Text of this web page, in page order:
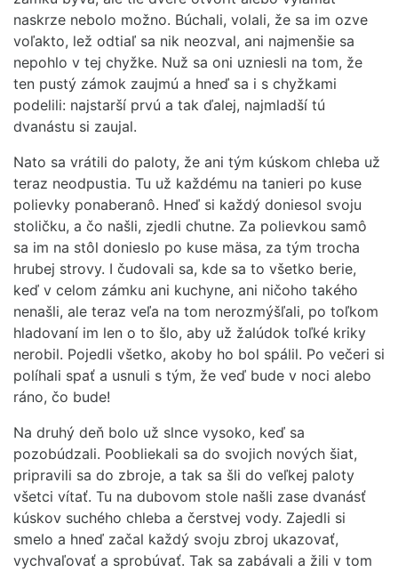
naskrze nebolo možno. Búchali, volali, že sa im ozve
voľakto, lež odtiaľ sa nik neozval, ani najmenšie sa
nepohlo v tej chyžke. Nuž sa oni uzniesli na tom, že
ten pustý zámok zaujmú a hneď sa i s chyžkami
podelili: najstarší prvú a tak ďalej, najmladší tú
dvanástu si zaujal.
Nato sa vrátili do paloty, že ani tým kúskom chleba už
teraz neodpustia. Tu už každému na tanieri po kuse
polievky ponaberanô. Hneď si každý doniesol svoju
stoličku, a čo našli, zjedli chutne. Za polievkou samô
sa im na stôl donieslo po kuse mäsa, za tým trocha
hrubej strovy. I čudovali sa, kde sa to všetko berie,
keď v celom zámku ani kuchyne, ani ničoho takého
nenašli, ale teraz veľa na tom nerozmýšľali, po toľkom
hladovaní im len o to šlo, aby už žalúdok toľké kriky
nerobil. Pojedli všetko, akoby ho bol spálil. Po večeri si
políhali spať a usnuli s tým, že veď bude v noci alebo
ráno, čo bude!
Na druhý deň bolo už slnce vysoko, keď sa
pozobúdzali. Poobliekali sa do svojich nových šiat,
pripravili sa do zbroje, a tak sa šli do veľkej paloty
všetci vítať. Tu na dubovom stole našli zase dvanásť
kúskov suchého chleba a čerstvej vody. Zajedli si
smelo a hneď začal každý svoju zbroj ukazovať,
vychvaľovať a sprobúvať. Tak sa zabávali a žili v tom